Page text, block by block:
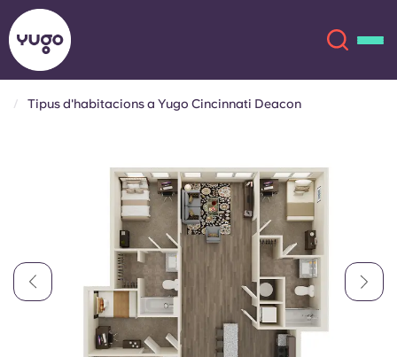
English (US)
Chinese Español
Català Deutsch
Italian French
Tipus d'habitacions a Yugo Cincinnati Deacon